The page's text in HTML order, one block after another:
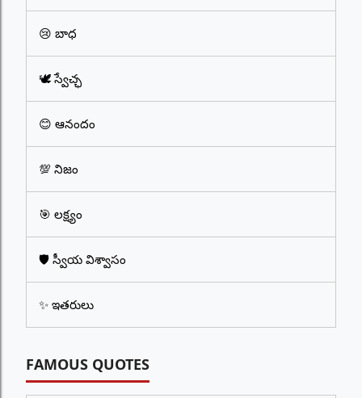
😢 బాధ
🕊️ స్వేచ్ఛ
😊 ఆనందం
💯 నిజం
🎯 లక్ష్యం
🛡️ స్వీయ విశ్వాసం
✨ ఇతరులు
FAMOUS QUOTES